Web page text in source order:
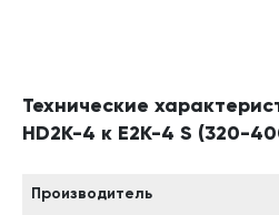
Технические
HD2K-4 к Е2К-4 S (320-
Производитель